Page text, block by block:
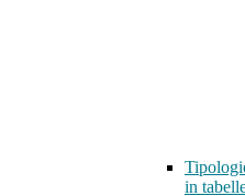
in